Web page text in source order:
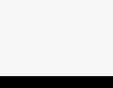
representou o
(2/07) em